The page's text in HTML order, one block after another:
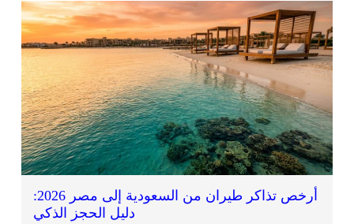
أرخص تذاكر طيران من السعودية إلى مصر 2026:
دليل الحجز الذكي